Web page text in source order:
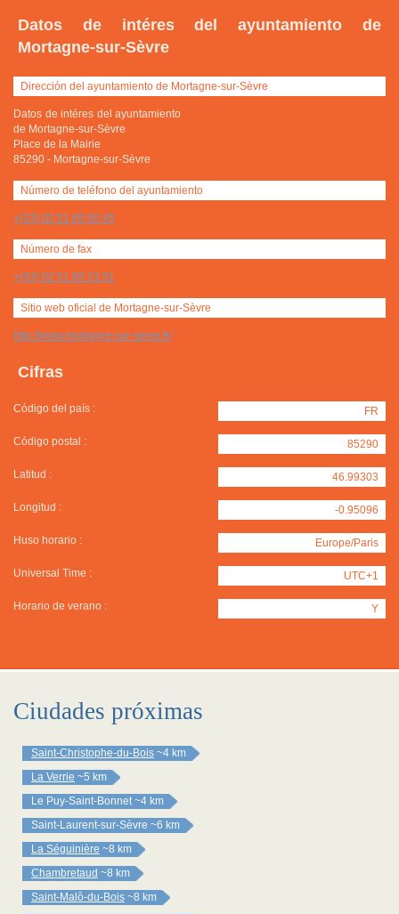
Datos de intéres del ayuntamiento de
Mortagne-sur-Sèvre
Dirección del ayuntamiento de Mortagne-sur-Sèvre
Datos de intéres del ayuntamiento
de Mortagne-sur-Sèvre
Place de la Mairie
85290 - Mortagne-sur-Sèvre
Número de teléfono del ayuntamiento
+(33) 02 51 65 00 45
Número de fax
+(33) 02 51 65 23 51
Sitio web oficial de Mortagne-sur-Sèvre
http://www.mortagne-sur-sevre.fr/
Cifras
Código del país : FR
Código postal : 85290
Latitud : 46.99303
Longitud : -0.95096
Huso horario : Europe/Paris
Universal Time : UTC+1
Horario de verano : Y
Ciudades próximas
Saint-Christophe-du-Bois ~4 km
La Verrie ~5 km
Le Puy-Saint-Bonnet ~4 km
Saint-Laurent-sur-Sèvre ~6 km
La Séguinière ~8 km
Chambretaud ~8 km
Saint-Malô-du-Bois ~8 km